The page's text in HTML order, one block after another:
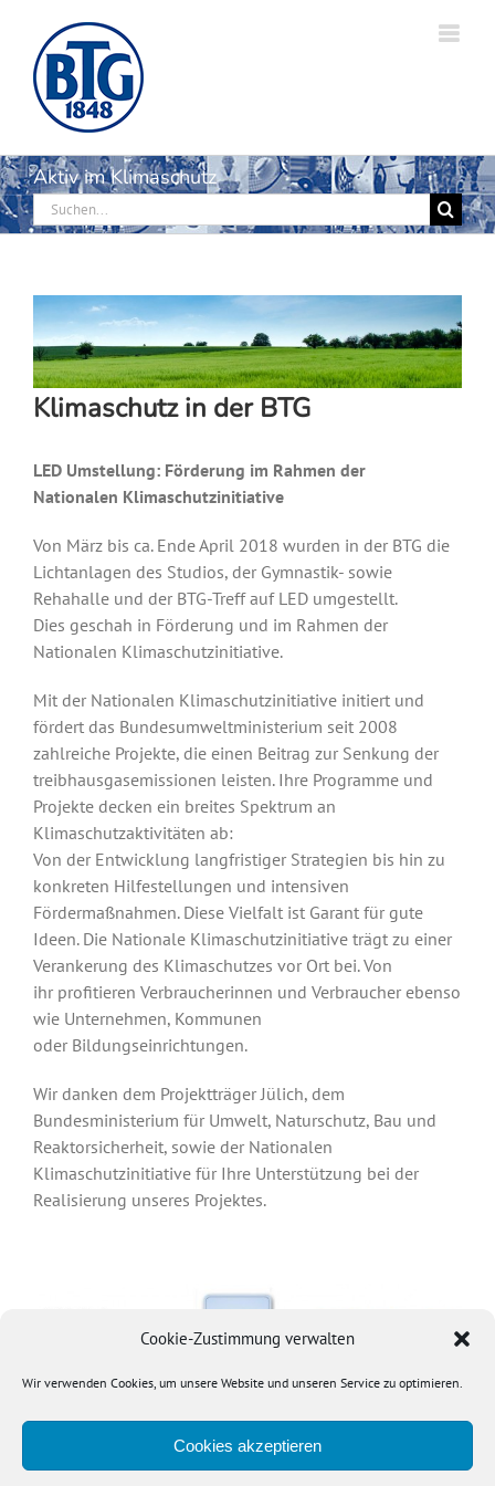
Cookie-Zustimmung verwalten
Wir verwenden Cookies, um unsere Website und unseren Service zu optimieren.
Cookies akzeptieren
Inhalt
springen
Aktiv im Klimaschutz
Suche
nach:
Klimaschutz in der BTG
LED Umstellung: Förderung im Rahmen der
Nationalen Klimaschutzinitiative
Von März bis ca. Ende April 2018 wurden in der BTG die
Lichtanlagen des Studios, der Gymnastik- sowie
Rehahalle und der BTG-Treff auf LED umgestellt.
Dies geschah in Förderung und im Rahmen der
Nationalen Klimaschutzinitiative.
Mit der Nationalen Klimaschutzinitiative initiert und
fördert das Bundesumweltministerium seit 2008
zahlreiche Projekte, die einen Beitrag zur Senkung der
treibhausgasemissionen leisten. Ihre Programme und
Projekte decken ein breites Spektrum an
Klimaschutzaktivitäten ab:
Von der Entwicklung langfristiger Strategien bis hin zu
konkreten Hilfestellungen und intensiven
Fördermaßnahmen. Diese Vielfalt ist Garant für gute
Ideen. Die Nationale Klimaschutzinitiative trägt zu einer
Verankerung des Klimaschutzes vor Ort bei. Von
ihr profitieren Verbraucherinnen und Verbraucher ebenso
wie Unternehmen, Kommunen
oder Bildungseinrichtungen.
Wir danken dem Projektträger Jülich, dem
Bundesministerium für Umwelt, Naturschutz, Bau und
Reaktorsicherheit, sowie der Nationalen
Klimaschutzinitiative für Ihre Unterstützung bei der
Realisierung unseres Projektes.